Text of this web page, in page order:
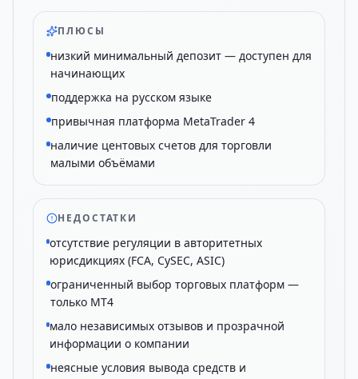
ПЛЮСЫ
низкий минимальный депозит — доступен для
начинающих
поддержка на русском языке
привычная платформа MetaTrader 4
наличие центовых счетов для торговли
малыми объёмами
НЕДОСТАТКИ
отсутствие регуляции в авторитетных
юрисдикциях (FCA, CySEC, ASIC)
ограниченный выбор торговых платформ —
только MT4
мало независимых отзывов и прозрачной
информации о компании
неясные условия вывода средств и